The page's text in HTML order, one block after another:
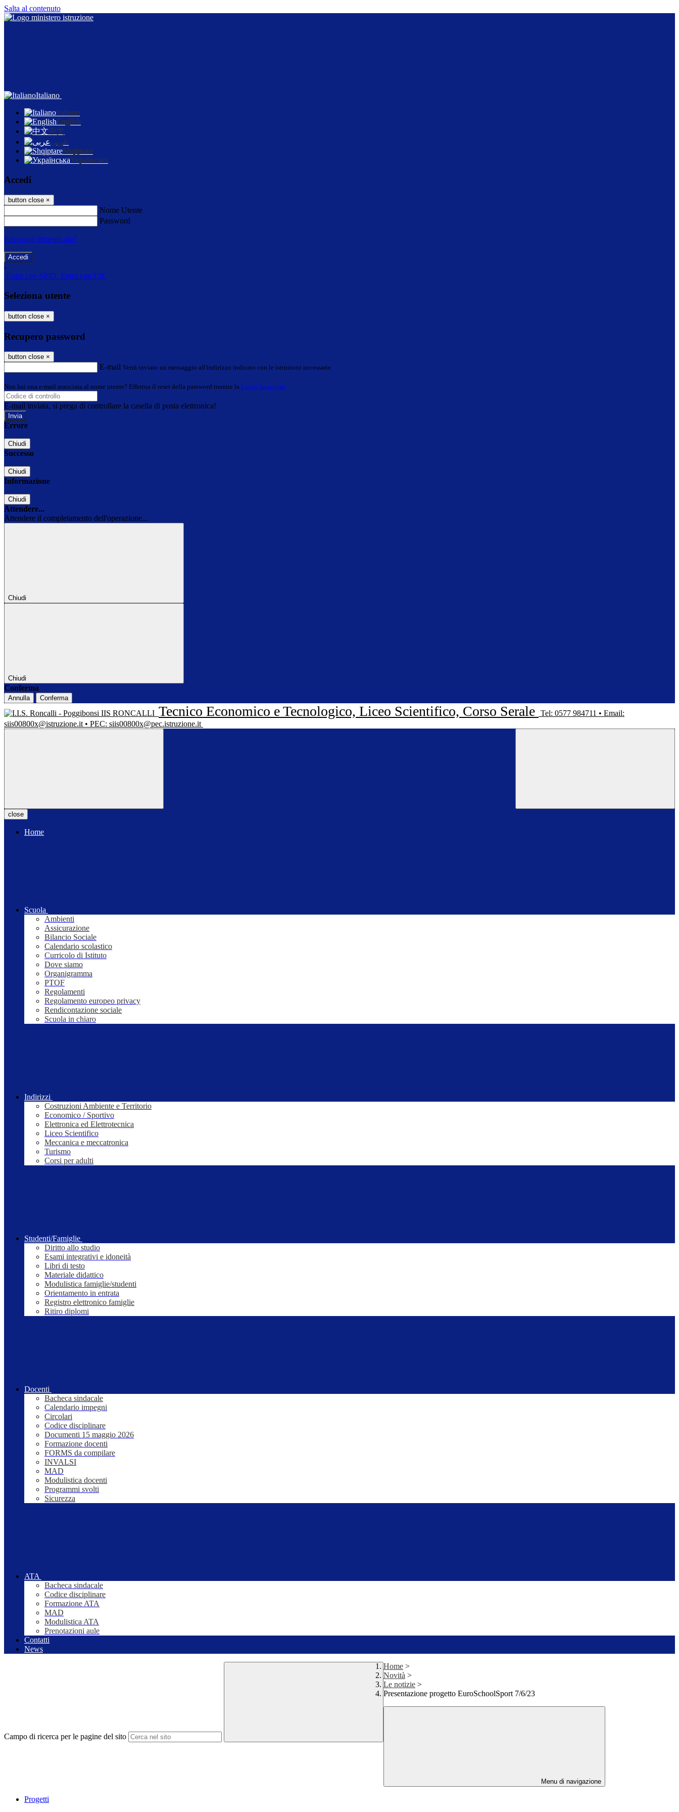
Salta al contenuto
Italiano
Italiano
English
中文
عربى
Shqiptare
Українська
Accedi
button close ×
Nome Utente
Password
Password dimenticata?
-
Entra con SPID Entra con CIE
Seleziona utente
button close ×
Recupero password
button close ×
E-mail Verrà inviato un messaggio all'indirizzo indicato con le istruzioni necessarie.
Non hai una e-mail associata al nome utente? Effettua il reset della password tramite la Login Spaggiari
E-mail inviata, si prega di controllare la casella di posta elettronica!
Errore
Chiudi
Successo
Chiudi
Informazione
Chiudi
Attendere...
Attendere il completamento dell'operazione...
Chiudi
Chiudi
Conferma
Annulla Conferma
IIS RONCALLI Tecnico Economico e Tecnologico, Liceo Scientifico, Corso Serale
Tel: 0577 984711 • Email:
siis00800x@istruzione.it • PEC: siis00800x@pec.istruzione.it
close
Home
Scuola
Ambienti
Assicurazione
Bilancio Sociale
Calendario scolastico
Curricolo di Istituto
Dove siamo
Organigramma
PTOF
Regolamenti
Regolamento europeo privacy
Rendicontazione sociale
Scuola in chiaro
Indirizzi
Costruzioni Ambiente e Territorio
Economico / Sportivo
Elettronica ed Elettrotecnica
Liceo Scientifico
Meccanica e meccatronica
Turismo
Corsi per adulti
Studenti/Famiglie
Diritto allo studio
Esami integrativi e idoneità
Libri di testo
Materiale didattico
Modulistica famiglie/studenti
Orientamento in entrata
Registro elettronico famiglie
Ritiro diplomi
Docenti
Bacheca sindacale
Calendario impegni
Circolari
Codice disciplinare
Documenti 15 maggio 2026
Formazione docenti
FORMS da compilare
INVALSI
MAD
Modulistica docenti
Programmi svolti
Sicurezza
ATA
Bacheca sindacale
Codice disciplinare
Formazione ATA
MAD
Modulistica ATA
Prenotazioni aule
Contatti
News
Campo di ricerca per le pagine del sito
Home >
Novità >
Le notizie >
Presentazione progetto EuroSchoolSport 7/6/23
Menu di navigazione
Progetti